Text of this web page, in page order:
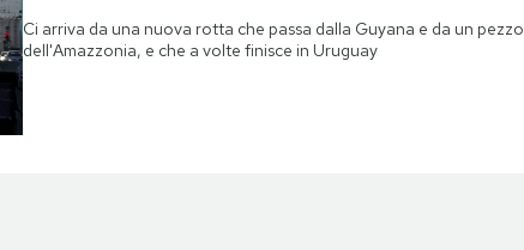
Ci arriva da una nuova rotta che passa dalla Guyana e da un pezzo
dell'Amazzonia, e che a volte finisce in Uruguay